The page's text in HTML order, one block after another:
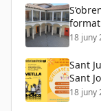
de
18 juny
Sant
Sant
per a
18 juny